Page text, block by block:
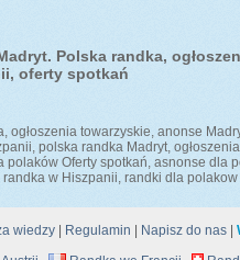
Polska randka,
oferty spotkań
towarzyskie, anonse
polska randka Madryt,
Oferty spotkań, asnonse dla
w Hiszpanii, randki dla
wiedzy| Regulamin Napisz do nas|